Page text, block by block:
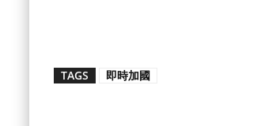
TAGS 即時加國